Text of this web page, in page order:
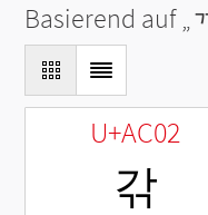
Basierend auf „
U+AC02
갂